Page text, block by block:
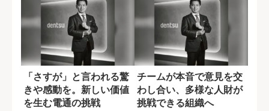
「さすが」と言われる驚
きや感動を。新しい価値
を生む電通の挑戦
チームが本音で意見を交
わし合い、多様な人財が
挑戦できる組織へ